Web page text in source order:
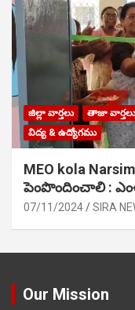
జిల్లా వార్తలు తాజా వార్తలు
విద్య & ఉద్యోగము
MEO kola
పెంపొందించాలి :
07/11/2024 SIRA
Our Mission